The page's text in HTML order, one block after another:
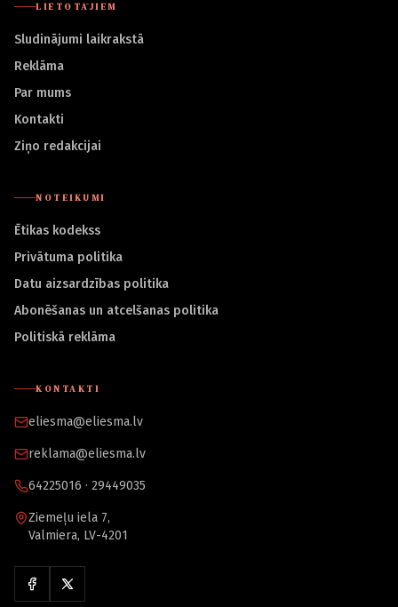
LIETOTĀJIEM
Sludinājumi laikrakstā
Reklāma
Par mums
Kontakti
Ziņo redakcijai
NOTEIKUMI
Ētikas kodekss
Privātuma politika
Datu aizsardzības politika
Abonēšanas un atcelšanas politika
Politiskā reklāma
KONTAKTI
eliesma@eliesma.lv
reklama@eliesma.lv
64225016 · 29449035
Ziemeļu iela 7,
Valmiera, LV-4201